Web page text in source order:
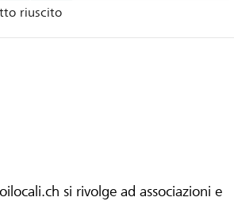
riuscito
si rivolge ad associazioni e